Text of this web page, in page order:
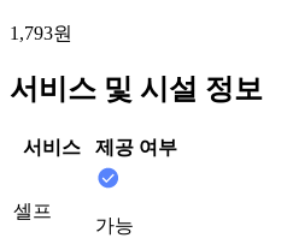
1,793원
서비스 및 시설 정보
서비스 제공 여부
셀프
가능